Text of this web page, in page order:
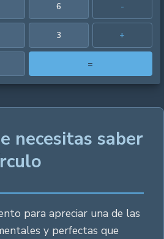
6 -
3 +
=
necesitas saber
para apreciar una de las
y perfectas que